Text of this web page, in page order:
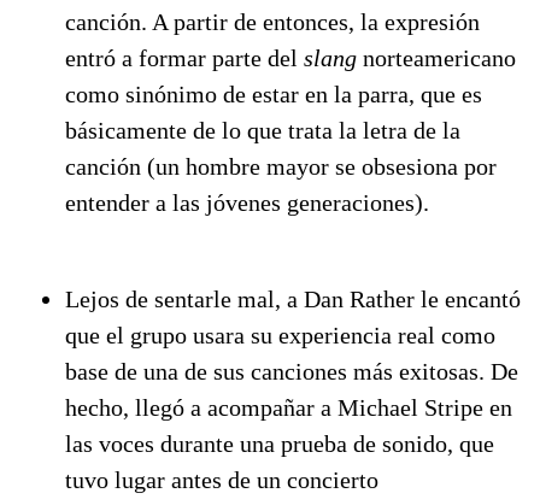
canción. A partir de entonces, la expresión
entró a formar parte del slang norteamericano
como sinónimo de estar en la parra, que es
básicamente de lo que trata la letra de la
canción (un hombre mayor se obsesiona por
entender a las jóvenes generaciones).
Lejos de sentarle mal, a Dan Rather le encantó
que el grupo usara su experiencia real como
base de una de sus canciones más exitosas. De
hecho, llegó a acompañar a Michael Stripe en
las voces durante una prueba de sonido, que
tuvo lugar antes de un concierto